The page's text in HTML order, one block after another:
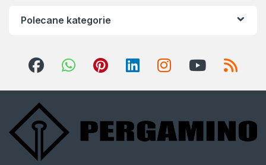
Polecane kategorie